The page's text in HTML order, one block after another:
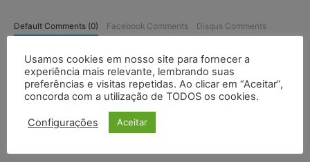
Default Comments (0) Facebook Comments Disqus Comments
Usamos cookies em nosso site para fornecer a
experiência mais relevante, lembrando suas
preferências e visitas repetidas. Ao clicar em “Aceitar”,
concorda com a utilização de TODOS os cookies.
Configurações Aceitar